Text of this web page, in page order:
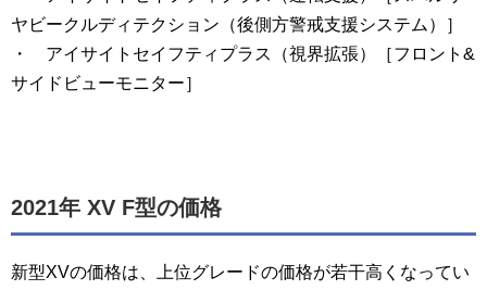
ヤビークルディテクション（後側方警戒支援システム）］
・ アイサイトセイフティプラス（視界拡張）［フロント&
サイドビューモニター］
2021年 XV F型の価格
新型XVの価格は、上位グレードの価格が若干高くなってい